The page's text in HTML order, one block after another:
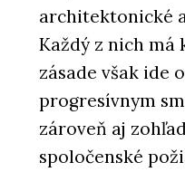
architektonické
Každý z nich má
zásade však ide
progresívnym
zároveň aj
spoločenské